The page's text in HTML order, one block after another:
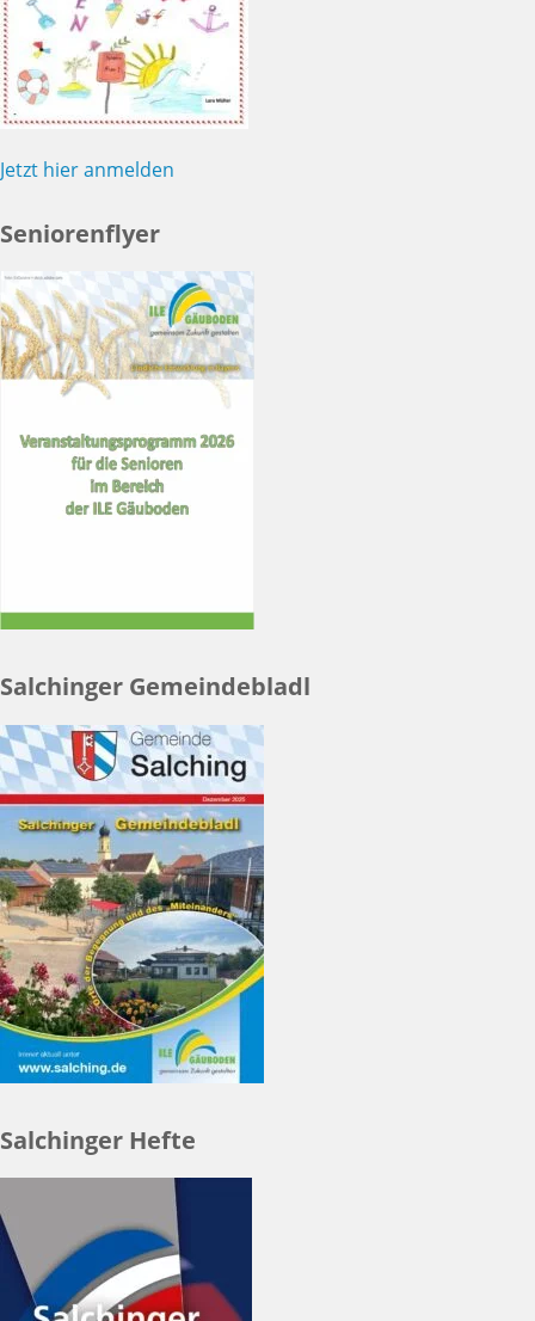
Jetzt hier anmelden
Seniorenflyer
Salchinger Gemeindebladl
Salchinger Hefte